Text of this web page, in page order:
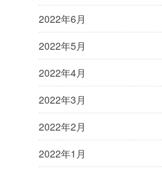
2022年6月
2022年5月
2022年4月
2022年3月
2022年2月
2022年1月